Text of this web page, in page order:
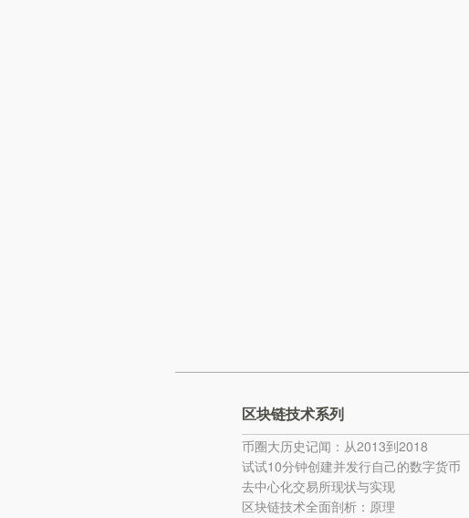
区块链技术系列
币圈大历史记闻：从2013到2018
试试10分钟创建并发行自己的数字货币
去中心化交易所现状与实现
区块链技术全面剖析：原理